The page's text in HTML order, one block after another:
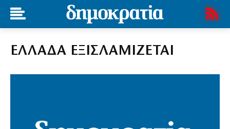
ΕΛΛΑΔΑ ΕΞΙΣΛΑΜΙΖΕΤΑΙ